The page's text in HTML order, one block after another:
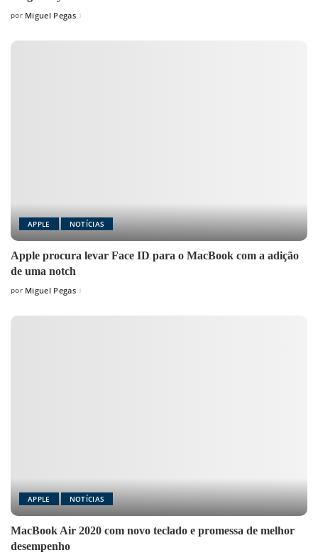
Posted
por Miguel Pegas
APPLE NOTÍCIAS
Apple procura levar Face ID para o MacBook com a adição
de uma notch
Posted
por Miguel Pegas
APPLE NOTÍCIAS
MacBook Air 2020 com novo teclado e promessa de melhor
desempenho